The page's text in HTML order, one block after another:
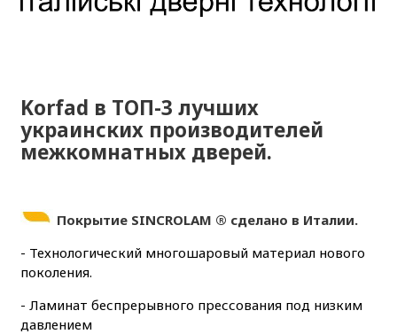
Korfad в ТОП-3 лучших
украинских производителей
межкомнатных дверей.
Покрытие SINCROLAM ® сделано в Италии.
- Технологический многошаровый материал нового
поколения.
- Ламинат беспрерывного прессования под низким
давлением